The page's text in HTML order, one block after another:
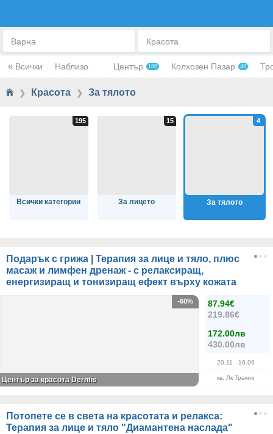
Варна Красота
« Всички Наблизо Център 186 Колхозен Пазар 48
❯ Красота ❯ За тялото
Всички категории За лицето За тялото
Подарък с грижа | Терапия за лице и тяло, плюс
масаж и лимфен дренаж - с релаксиращ,
енергизиращ и тонизиращ ефект върху кожата
87.94€
219.86€
172.00лв
430.00лв
20.11 - 16.09
кв. Лк Тракия
-60%
Център за красота Dermis
Потопете се в света на красотата и релакса:
Терапия за лице и тяло "Диамантена наслада"